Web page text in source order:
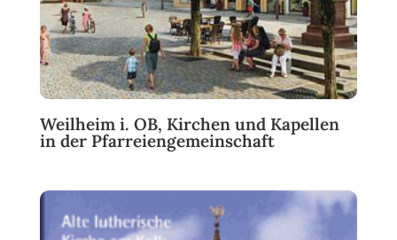
Weilheim i. OB, Kirchen und Kapellen
in der Pfarreiengemeinschaft